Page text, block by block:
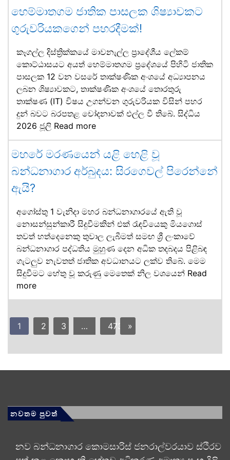
හෙම්මාතගම ජාතික පාසලක ශිෂ්‍යාවකට
ගුරුවරියකගෙන් පහරදීමක්!
කෑගල්ල දිස්ත්‍රික්කයේ මාවනැල්ල ප්‍රාදේශීය ලේකම්
කොට්ඨාසයට අයත් හෙම්මාතගම ප්‍රදේශයේ පිහිටි ජාතික
පාසලක 12 වන වසරේ තාක්ෂණික අංශයේ අධ්‍යාපනය
ලබන ශිෂ්‍යාවකට, තාක්ෂණික අංශයේ තොරතුරු
තාක්ෂණ (IT) විෂය උගන්වන ගුරුවරියක විසින් පහර
දුන් බවට බරපතළ චෝදනාවක් එල්ල වී තිබේ. සිද්ධිය
2026 ජූලි Read more
මහරේ මරණයෙන් යළි හෙළි වූ
බන්ධනාගාර අර්බුදය: සිරගෙවල් පිරෙන්නේ
ඇයි?
අගෝස්තු 1 වැනිදා මහර බන්ධනාගාරයේ ඇති වූ
නොසන්සුන්කාරී සිදුවීමකින් එක් රැඳවියෙකු මියගොස්
තවත් හත්දෙනෙකු තුවාල ලැබීමත් සමඟ ශ්‍රී ලංකාවේ
බන්ධනාගාර පද්ධතිය මුහුණ දෙන අධික තදබදය පිළිබඳ
ගැටලුව නැවතත් ජාතික අවධානයට ලක්ව තිබේ. මෙම
සිදුවීමට හේතු වූ කරුණු මෙතෙක් නිල වශයෙන් Read
more
1 2 3 … 473 »
නවතම පුවත්
නව බන්ධනාගාර කොමසාරිස් ජනරාල්වරයාව ස්ථිරව